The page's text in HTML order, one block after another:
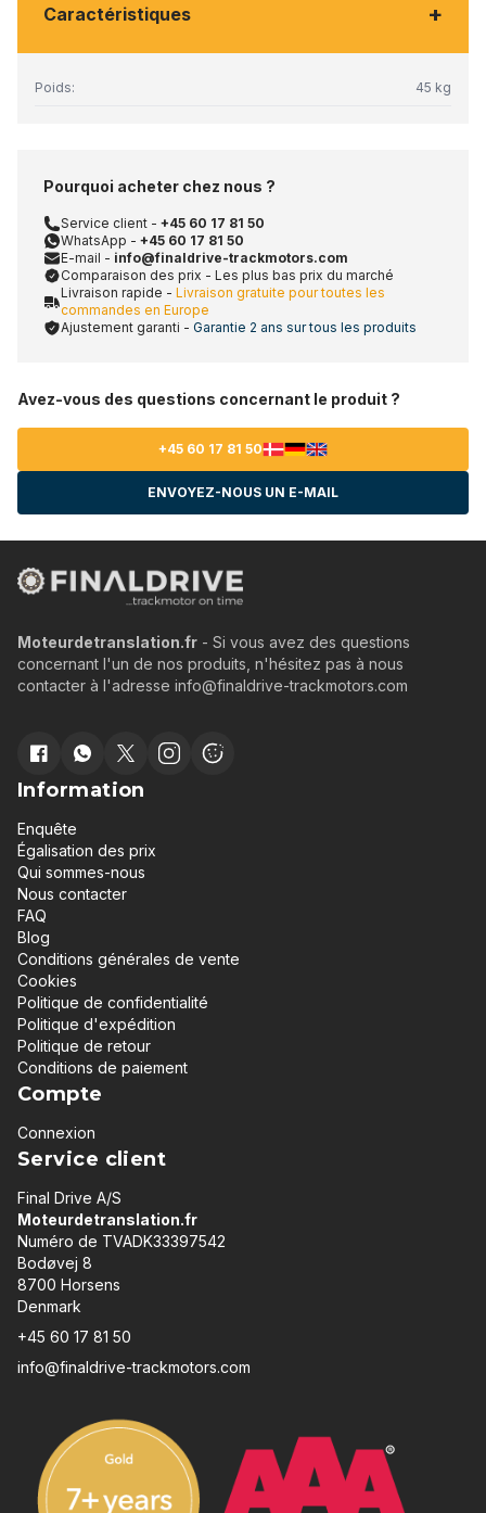
Caractéristiques +
Poids: 45 kg
Pourquoi acheter chez nous ?
Service client - +45 60 17 81 50
WhatsApp - +45 60 17 81 50
E-mail - info@finaldrive-trackmotors.com
Comparaison des prix - Les plus bas prix du marché
Livraison rapide - Livraison gratuite pour toutes les
commandes en Europe
Ajustement garanti - Garantie 2 ans sur tous les produits
Avez-vous des questions concernant le produit ?
+45 60 17 81 50
ENVOYEZ-NOUS UN E-MAIL
Moteurdetranslation.fr - Si vous avez des questions
concernant l'un de nos produits, n'hésitez pas à nous
contacter à l'adresse info@finaldrive-trackmotors.com
Information
Enquête
Égalisation des prix
Qui sommes-nous
Nous contacter
FAQ
Blog
Conditions générales de vente
Cookies
Politique de confidentialité
Politique d'expédition
Politique de retour
Conditions de paiement
Compte
Connexion
Service client
Final Drive A/S
Moteurdetranslation.fr
Numéro de TVADK33397542
Bodøvej 8
8700 Horsens
Denmark
+45 60 17 81 50
info@finaldrive-trackmotors.com